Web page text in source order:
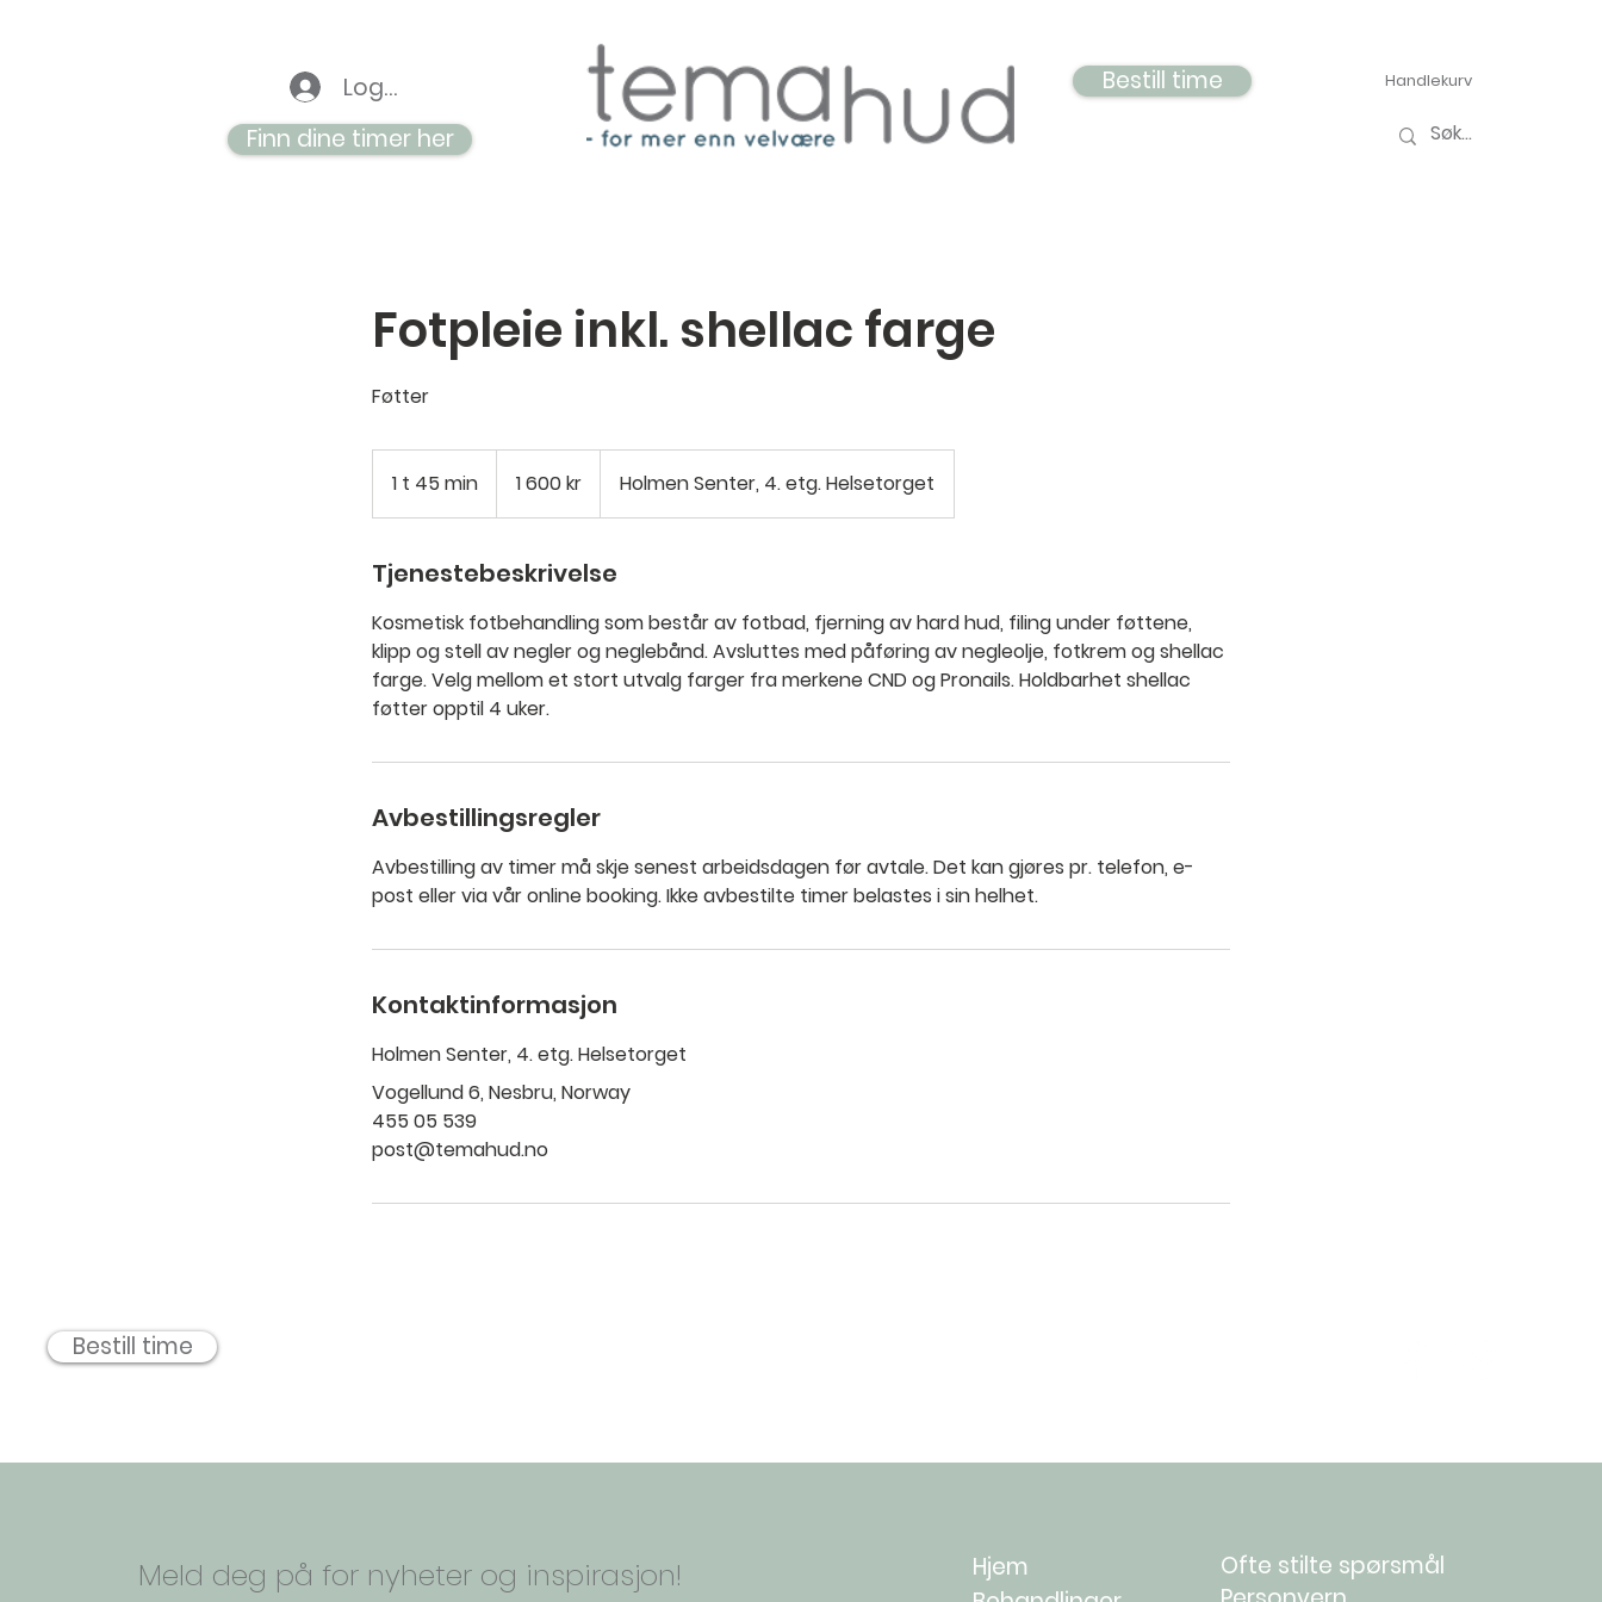
Logg inn
Finn dine timer her
Bestill time Handlekurv
Fotpleie inkl. shellac farge
Føtter
1 t 45 min
4
m
n
kroner1 600 kr Holmen Senter, 4. etg. Helsetorget
Tjenestebeskrivelse
Kosmetisk fotbehandling som består av fotbad, fjerning av hard hud, filing under føttene,
klipp og stell av negler og neglebånd. Avsluttes med påføring av negleolje, fotkrem og shellac
farge. Velg mellom et stort utvalg farger fra merkene CND og Pronails. Holdbarhet shellac
føtter opptil 4 uker.
Avbestillingsregler
Avbestilling av timer må skje senest arbeidsdagen før avtale. Det kan gjøres pr. telefon, e-
post eller via vår online booking. Ikke avbestilte timer belastes i sin helhet.
Kontaktinformasjon
Holmen Senter, 4. etg. Helsetorget
Vogellund 6, Nesbru, Norway
455 05 539
post@temahud.no
Bestill time
Meld deg på for nyheter og inspirasjon!
Hjem
Ofte stilte spørsmål